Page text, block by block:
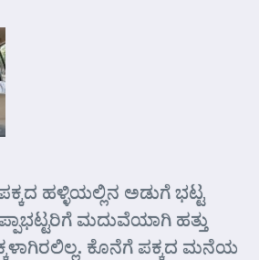
ಹಳ್ಳಿಯಲ್ಲಿನ ಅಡುಗೆ ಭಟ್ಟ
ಮದುವೆಯಾಗಿ ಹತ್ತು
ಕೊನೆಗೆ ಪಕ್ಕದ ಮನೆಯ